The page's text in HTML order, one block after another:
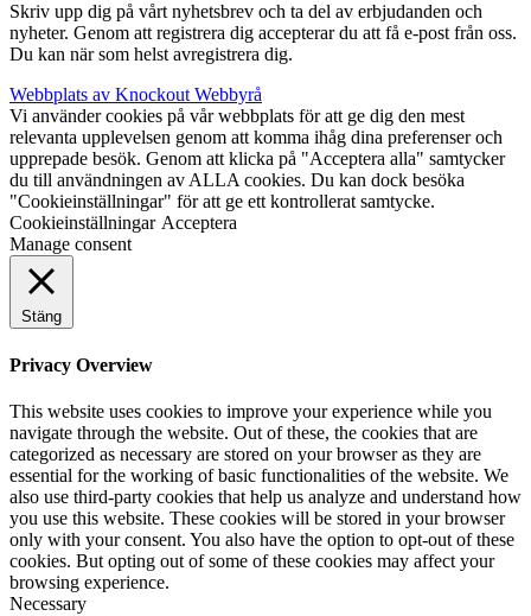
Skriv upp dig på vårt nyhetsbrev och ta del av erbjudanden och
nyheter. Genom att registrera dig accepterar du att få e-post från oss.
Du kan när som helst avregistrera dig.
Webbplats av Knockout Webbyrå
Vi använder cookies på vår webbplats för att ge dig den mest
relevanta upplevelsen genom att komma ihåg dina preferenser och
upprepade besök. Genom att klicka på "Acceptera alla" samtycker
du till användningen av ALLA cookies. Du kan dock besöka
"Cookieinställningar" för att ge ett kontrollerat samtycke.
Cookieinställningar Acceptera
Manage consent
Stäng
Privacy Overview
This website uses cookies to improve your experience while you
navigate through the website. Out of these, the cookies that are
categorized as necessary are stored on your browser as they are
essential for the working of basic functionalities of the website. We
also use third-party cookies that help us analyze and understand how
you use this website. These cookies will be stored in your browser
only with your consent. You also have the option to opt-out of these
cookies. But opting out of some of these cookies may affect your
browsing experience.
Necessary